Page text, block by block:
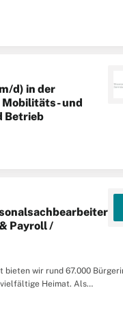
154.002 Einwohner,
d) in der
Mobilitäts- und
Betrieb
Payroll /
bieten wir rund 67.000
Heimat. Als
die Herausforderungen von